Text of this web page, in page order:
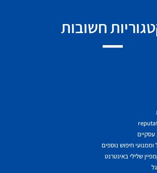
חשובות
עסקיים
חיפוש נוספים
שלילי באינטרנט